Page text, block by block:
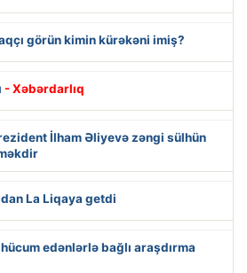
görün kimin kürəkəni imiş?
- Xəbərdarlıq
İlham Əliyevə zəngi sülhün
La Liqaya getdi
edənlərlə bağlı araşdırma